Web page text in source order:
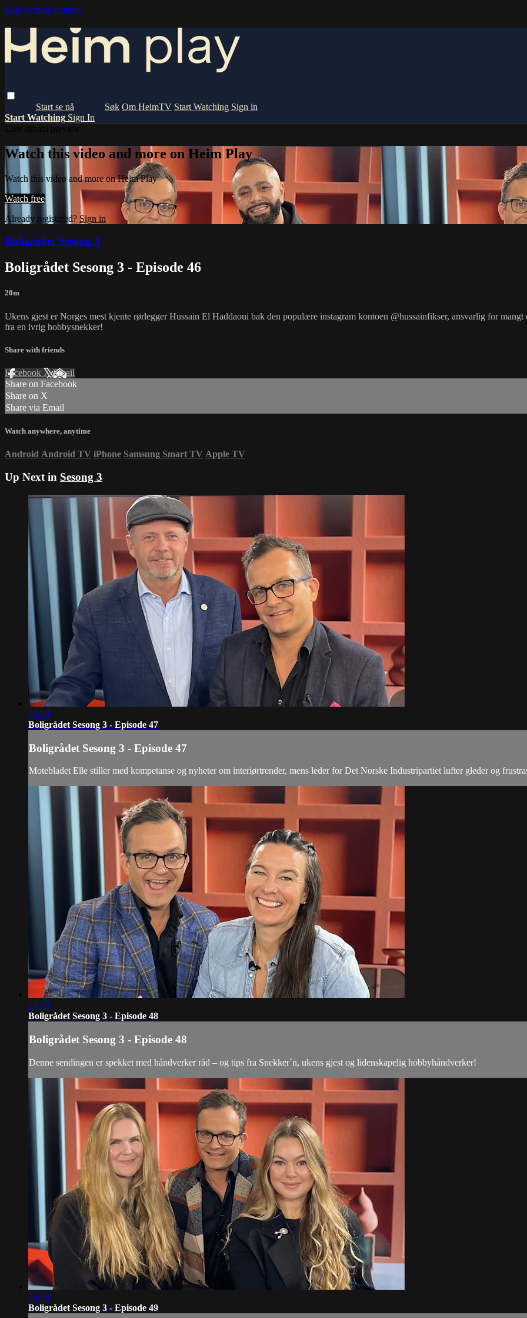
Skip to main content
Om HeimTV Start Watching Sign in
Start Watching Sign In
Watch this video and more on Heim Play
Watch this video and more on Heim Play
Watch free
Already registered? Sign in
Boligrådet Sesong 3
Boligrådet Sesong 3 - Episode 46
20m
Ukens gjest er Norges mest kjente rørlegger Hussain El Haddaoui bak den populære instagram kontoen @hussainfikser, ansvarlig for
fra en ivrig hobbysnekker!
Share with friends
Facebook XEmail
Share on Facebook
Share on X
Share via Email
Watch anywhere, anytime
Android Android TV iPhone Samsung Smart TV Apple TV
Up Next in Sesong 3
23:59
Boligrådet Sesong 3 - Episode 47
Boligrådet Sesong 3 - Episode 47
Motebladet Elle stiller med kompetanse og nyheter om interiørtrender, mens leder for Det Norske Industripartiet lufter gleder og
21:03
Boligrådet Sesong 3 - Episode 48
Boligrådet Sesong 3 - Episode 48
Denne sendingen er spekket med håndverker råd – og tips fra Snekker´n, ukens gjest og lidenskapelig hobbyhåndverker!
24:58
Boligrådet Sesong 3 - Episode 49